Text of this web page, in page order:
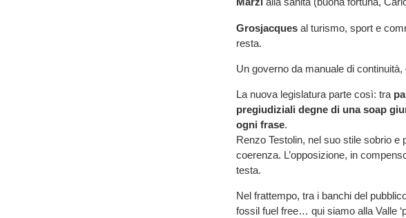
Grosjacques al turismo, sport e
resta.
Un governo da manuale di
La nuova legislatura parte così: tra
pregiudiziali degne di una soap
ogni frase.
Renzo Testolin, nel suo stile sobrio e
coerenza. L’opposizione, in
testa.
Nel frattempo, tra i banchi del
fossil fuel free… qui siamo alla Valle